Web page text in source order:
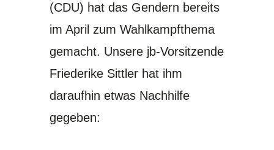
(CDU) hat das Gendern bereits
im April zum Wahlkampfthema
gemacht. Unsere jb-Vorsitzende
Friederike Sittler hat ihm
daraufhin etwas Nachhilfe
gegeben: